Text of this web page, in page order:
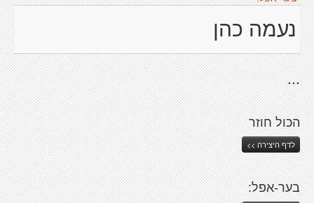
נעמה כהן
...
הכול חוזר
לדף היצירה >>
בער-אפל: